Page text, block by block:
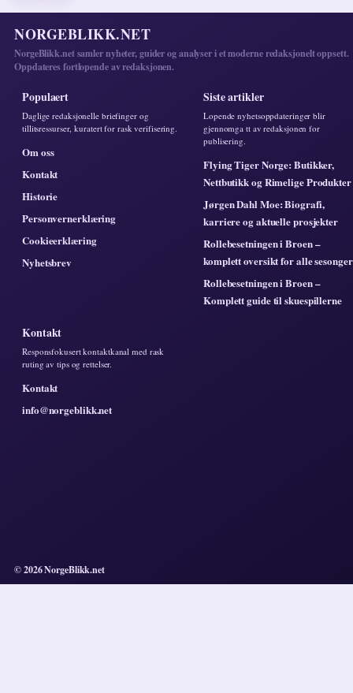
NORGEBLIKK.NET
NorgeBlikk.net samler nyheter, guider og analyser i et moderne redaksjonelt oppsett.
Oppdateres fortlopende av redaksjonen.
Populaert
Daglige redaksjonelle briefinger og
tillitsressurser, kuratert for rask verifisering.
Om oss
Kontakt
Historie
Personvernerklæring
Cookieerklæring
Nyhetsbrev
Siste artikler
Lopende nyhetsoppdateringer blir
gjennomga tt av redaksjonen for
publisering.
Flying Tiger Norge: Butikker,
Nettbutikk og Rimelige Produkter
Jørgen Dahl Moe: Biografi,
karriere og aktuelle prosjekter
Rollebesetningen i Broen –
komplett oversikt for alle sesonger
Rollebesetningen i Broen –
Komplett guide til skuespillerne
Kontakt
Responsfokusert kontaktkanal med rask
ruting av tips og rettelser.
Kontakt
info@norgeblikk.net
© 2026 NorgeBlikk.net